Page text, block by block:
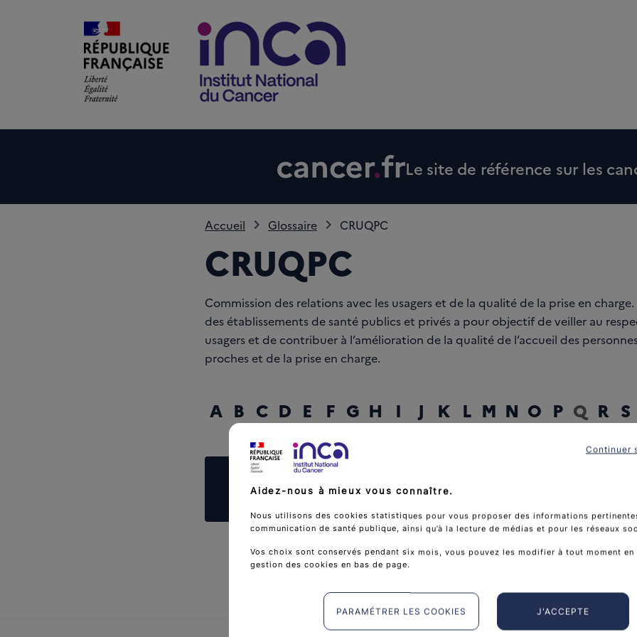
Le site de référence sur les
Accueil Glossaire CRUQPC
CRUQPC
Commission des relations avec les usagers et de la qualité de la prise en
des établissements de santé publics et privés a pour objectif de veiller au
usagers et de contribuer à l’amélioration de la qualité de l’accueil des
proches et de la prise en charge.
A B C D E F G H I J K L M N O P Q R S
Rechercher un mot
Aidez-nous à mieux vous connaître.
Nous utilisons des cookies statistiques pour vous proposer des informations
communication de santé publique, ainsi qu’à la lecture de médias et pour les réseaux
Vos choix sont conservés pendant six mois, vous pouvez les modifier à tout moment en
gestion des cookies en bas de page.
J'ACCEPTE
PARAMÉTRER LES COOKIES
Continuer